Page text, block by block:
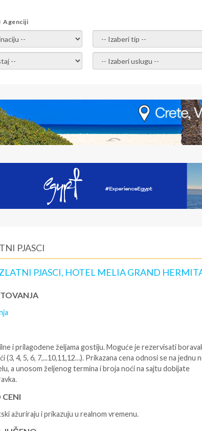
Agenciji
- - izaberi tip -
- - Izaberite uslugu -
PJASCI
PJASCI, HOTEL MELIA GRAND
i prilagođene željama gostiju. Moguće je rezervisati
(3, 4, 5, 6, 7,...10,11,12…). Prikazana cena odnosi se na jednu
a unosom željenog termina i broja noći na sajtu dobijate
ažuriraju i prikazuju u realnom vremenu.